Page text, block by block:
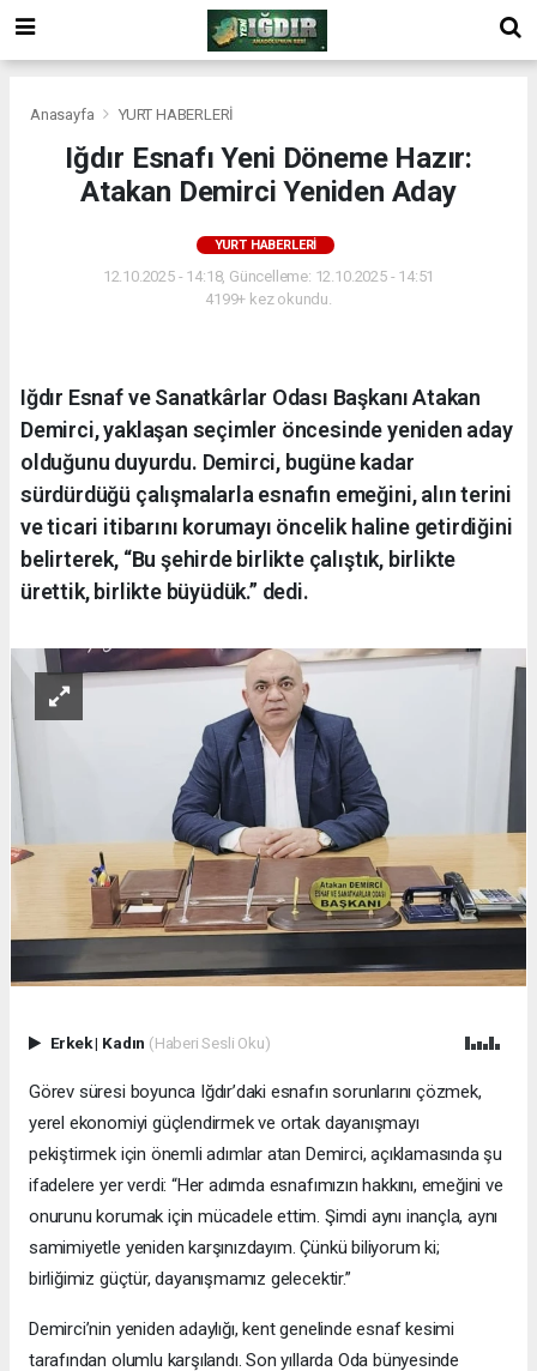
Anasayfa YURT HABERLERİ
Iğdır Esnafı Yeni Döneme Hazır:
Atakan Demirci Yeniden Aday
YURT HABERLERİ
12.10.2025 - 14:18, Güncelleme: 12.10.2025 - 14:51
4199+ kez okundu.
Iğdır Esnaf ve Sanatkârlar Odası Başkanı Atakan
Demirci, yaklaşan seçimler öncesinde yeniden aday
olduğunu duyurdu. Demirci, bugüne kadar
sürdürdüğü çalışmalarla esnafın emeğini, alın terini
ve ticari itibarını korumayı öncelik haline getirdiğini
belirterek, “Bu şehirde birlikte çalıştık, birlikte
ürettik, birlikte büyüdük.” dedi.
Erkek| Kadın (Haberi Sesli Oku)
Görev süresi boyunca Iğdır’daki esnafın sorunlarını çözmek,
yerel ekonomiyi güçlendirmek ve ortak dayanışmayı
pekiştirmek için önemli adımlar atan Demirci, açıklamasında şu
ifadelere yer verdi: “Her adımda esnafımızın hakkını, emeğini ve
onurunu korumak için mücadele ettim. Şimdi aynı inançla, aynı
samimiyetle yeniden karşınızdayım. Çünkü biliyorum ki;
birliğimiz güçtür, dayanışmamız gelecektir.”
Demirci’nin yeniden adaylığı, kent genelinde esnaf kesimi
tarafından olumlu karşılandı. Son yıllarda Oda bünyesinde